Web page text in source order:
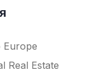
Europe
Real Estate